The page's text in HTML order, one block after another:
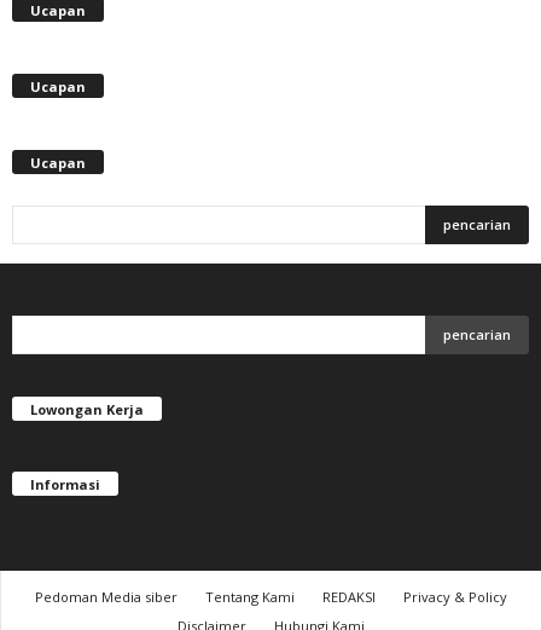
Ucapan
Ucapan
Ucapan
Lowongan Kerja
Informasi
Pedoman Media siber Tentang Kami REDAKSI
Privacy & Policy
Disclaimer
Hubungi Kami